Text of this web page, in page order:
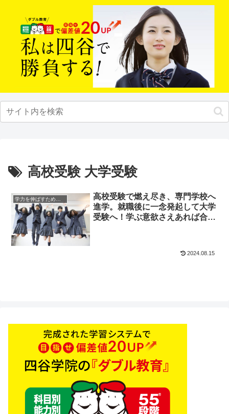
高校受験 大学受験
学力を伸ばすためのヒント
高校受験で燃え尽き、専門学校へ
進学。就職後に一念発起して大学
受験へ！学ぶ意欲さえあれば合格
2024.08.15